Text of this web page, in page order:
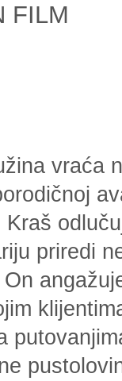
FILM
vraća
Kraš
priredi